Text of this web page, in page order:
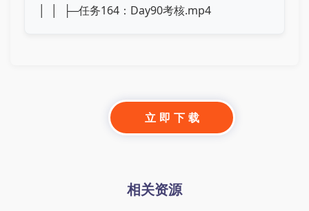
│ │ ├─任务164：Day90考核.mp4
立 即 下 载
相关资源